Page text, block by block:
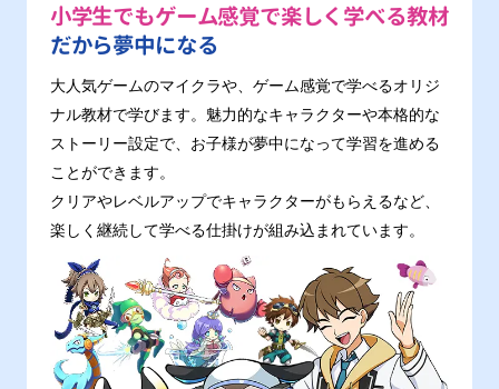
小学生でもゲーム感覚で楽しく学べる教材
だから夢中になる
大人気ゲームのマイクラや、ゲーム感覚で学べるオリジ
ナル教材で学びます。魅力的なキャラクターや本格的な
ストーリー設定で、お子様が夢中になって学習を進める
ことができます。
クリアやレベルアップでキャラクターがもらえるなど、
楽しく継続して学べる仕掛けが組み込まれています。